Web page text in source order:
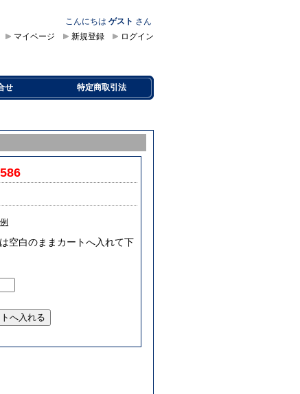
こんにちは ゲスト さん
ログイン
新規登録
マイページ
せ 特定商取引法
空白のままカートへ入れて下